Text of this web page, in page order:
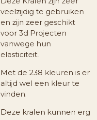
veelzijdig te gebruiken
en zijn zeer geschikt
voor 3d Projecten
vanwege hun
elasticiteit.
Met de 238 kleuren is er
altijd wel een kleur te
vinden.
Deze kralen kunnen erg